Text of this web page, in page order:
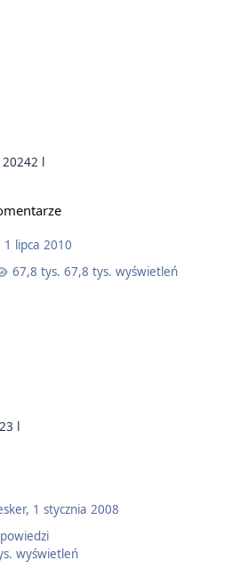
2 l
1 lipca 2010
67,8 tys. wyświetleń
3 l
, 1 stycznia 2008
wyświetleń